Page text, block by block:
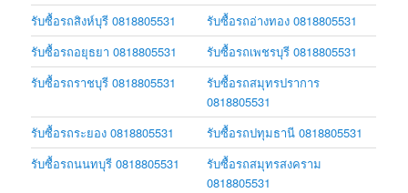
รับซื้อรถสิงห์บุรี 0818805531
รับซื้อรถอ่างทอง 0818805531
รับซื้อรถอยุธยา 0818805531
รับซื้อรถเพชรบุรี 0818805531
รับซื้อรถราชบุรี 0818805531
รับซื้อรถสมุทรปราการ
0818805531
รับซื้อรถระยอง 0818805531
รับซื้อรถปทุมธานี 0818805531
รับซื้อรถนนทบุรี 0818805531
รับซื้อรถสมุทรสงคราม
0818805531